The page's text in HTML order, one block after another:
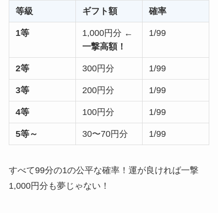
等級 ギフト額 確率
1等 1,000円分 ←
一撃高額！
1/99
2等 300円分 1/99
3等 200円分 1/99
4等 100円分 1/99
5等～ 30〜70円分 1/99
すべて99分の1の公平な確率！運が良ければ一撃
1,000円分も夢じゃない！